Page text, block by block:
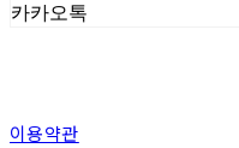
카카오톡
이용약관